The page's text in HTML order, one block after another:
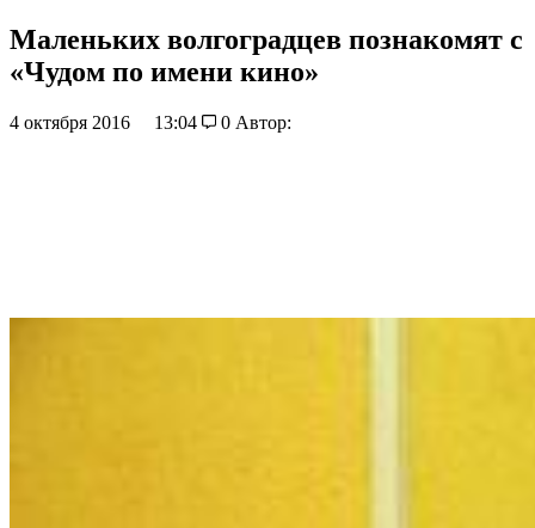
Маленьких волгоградцев познакомят с
«Чудом по имени кино»
4 октября 2016 13:04 0 Автор: